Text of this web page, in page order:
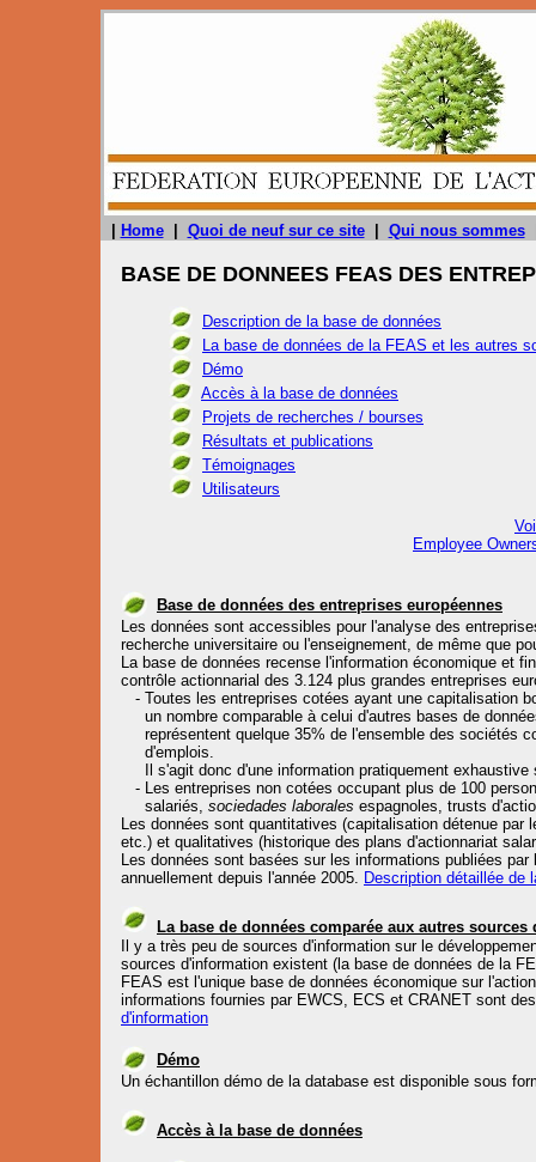
Home| Quoi de neuf sur ce site| Qui nous sommes
BASE DE DONNEES FEAS DES
Description de la base de données
La base de données de la FEAS et les autres
Démo
Accès à la base de données
Projets de recherches / bourses
Résultats et publications
Témoignages
Utilisateurs
Employee
Base de données des entreprises européennes
Les données sont accessibles pour l'analyse des
recherche universitaire ou l'enseignement, de même que
La base de données recense l'information économique et
contrôle actionnarial des 3.124 plus grandes entreprises
- Toutes les entreprises cotées ayant une capitalisation
un nombre comparable à celui d'autres bases de
représentent quelque 35% de l'ensemble des sociétés
d'emplois.
Il s'agit donc d'une information pratiquement exhaustive
- Les entreprises non cotées occupant plus de 100
salariés, sociedades laborales espagnoles, trusts
Les données sont quantitatives (capitalisation détenue
etc.) et qualitatives (historique des plans d'actionnariat
Les données sont basées sur les informations publiées
annuellement depuis l'année 2005. Description détaillée de
La base de données comparée aux autres
Il y a très peu de sources d'information sur le
sources d'information existent (la base de données de la
FEAS est l'unique base de données économique sur
informations fournies par EWCS, ECS et CRANET sont
d'information
Démo
Un échantillon démo de la database est disponible sous
Accès à la base de données